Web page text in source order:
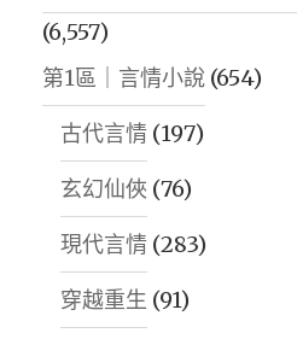
(6,557)
第1區｜言情小說 (654)
古代言情 (197)
玄幻仙俠 (76)
現代言情 (283)
穿越重生 (91)